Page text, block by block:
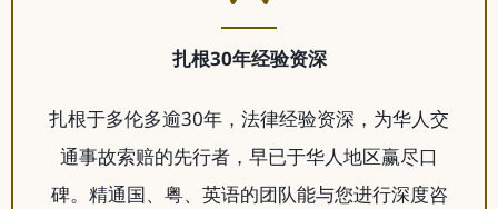
扎根30年经验资深
扎根于多伦多逾30年，法律经验资深，为华人交
通事故索赔的先行者，早已于华人地区赢尽口
碑。精通国、粤、英语的团队能与您进行深度咨